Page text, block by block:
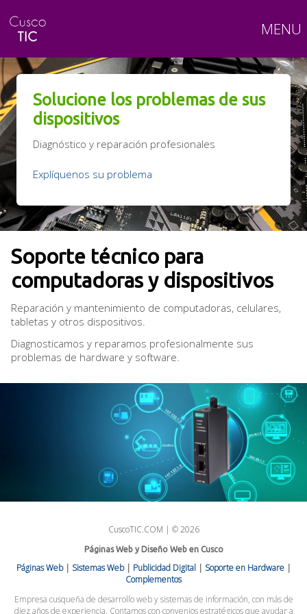
MENU
Solucione los problemas de sus
dispositivos
Diagnóstico y reparación profesionales
Explíquenos su problema
Soporte técnico para
computadoras y dispositivos
Reparación y mantenimiento de computadoras, celulares,
tabletas y otros dispositivos.
Diagnosticamos y reparamos profesionalmente sus
problemas de hardware y software.
CuscoTIC.COM | © 2026
Páginas Web y Diseño Web en Cusco
Páginas Web | Sistemas Web | Publicidad Digital | Soporte en Hardware |
Complementos
Empresa cusqueña de desarrollo web y sistemas de información, con más de
diez años de experiencia. Contamos con convenios estratégicos que ayudar a